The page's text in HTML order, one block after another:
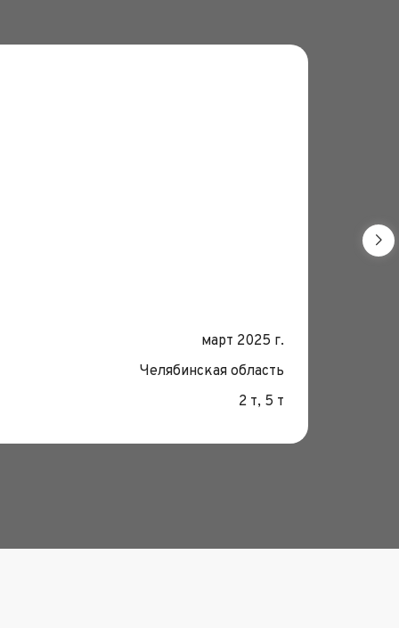
март 2025 г.
Челябинская область
2 т, 5 т